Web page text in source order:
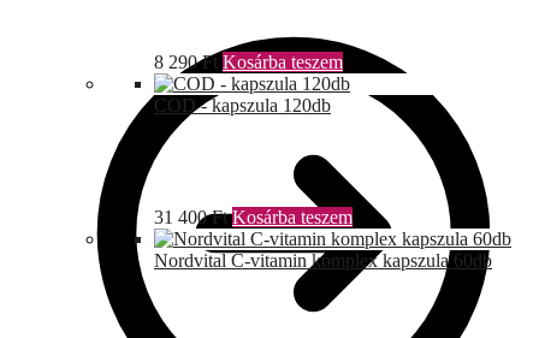
8 290Ft Kosárba teszem
COD - kapszula 120db
31 400Ft Kosárba teszem
Nordvital C-vitamin komplex kapszula 60db